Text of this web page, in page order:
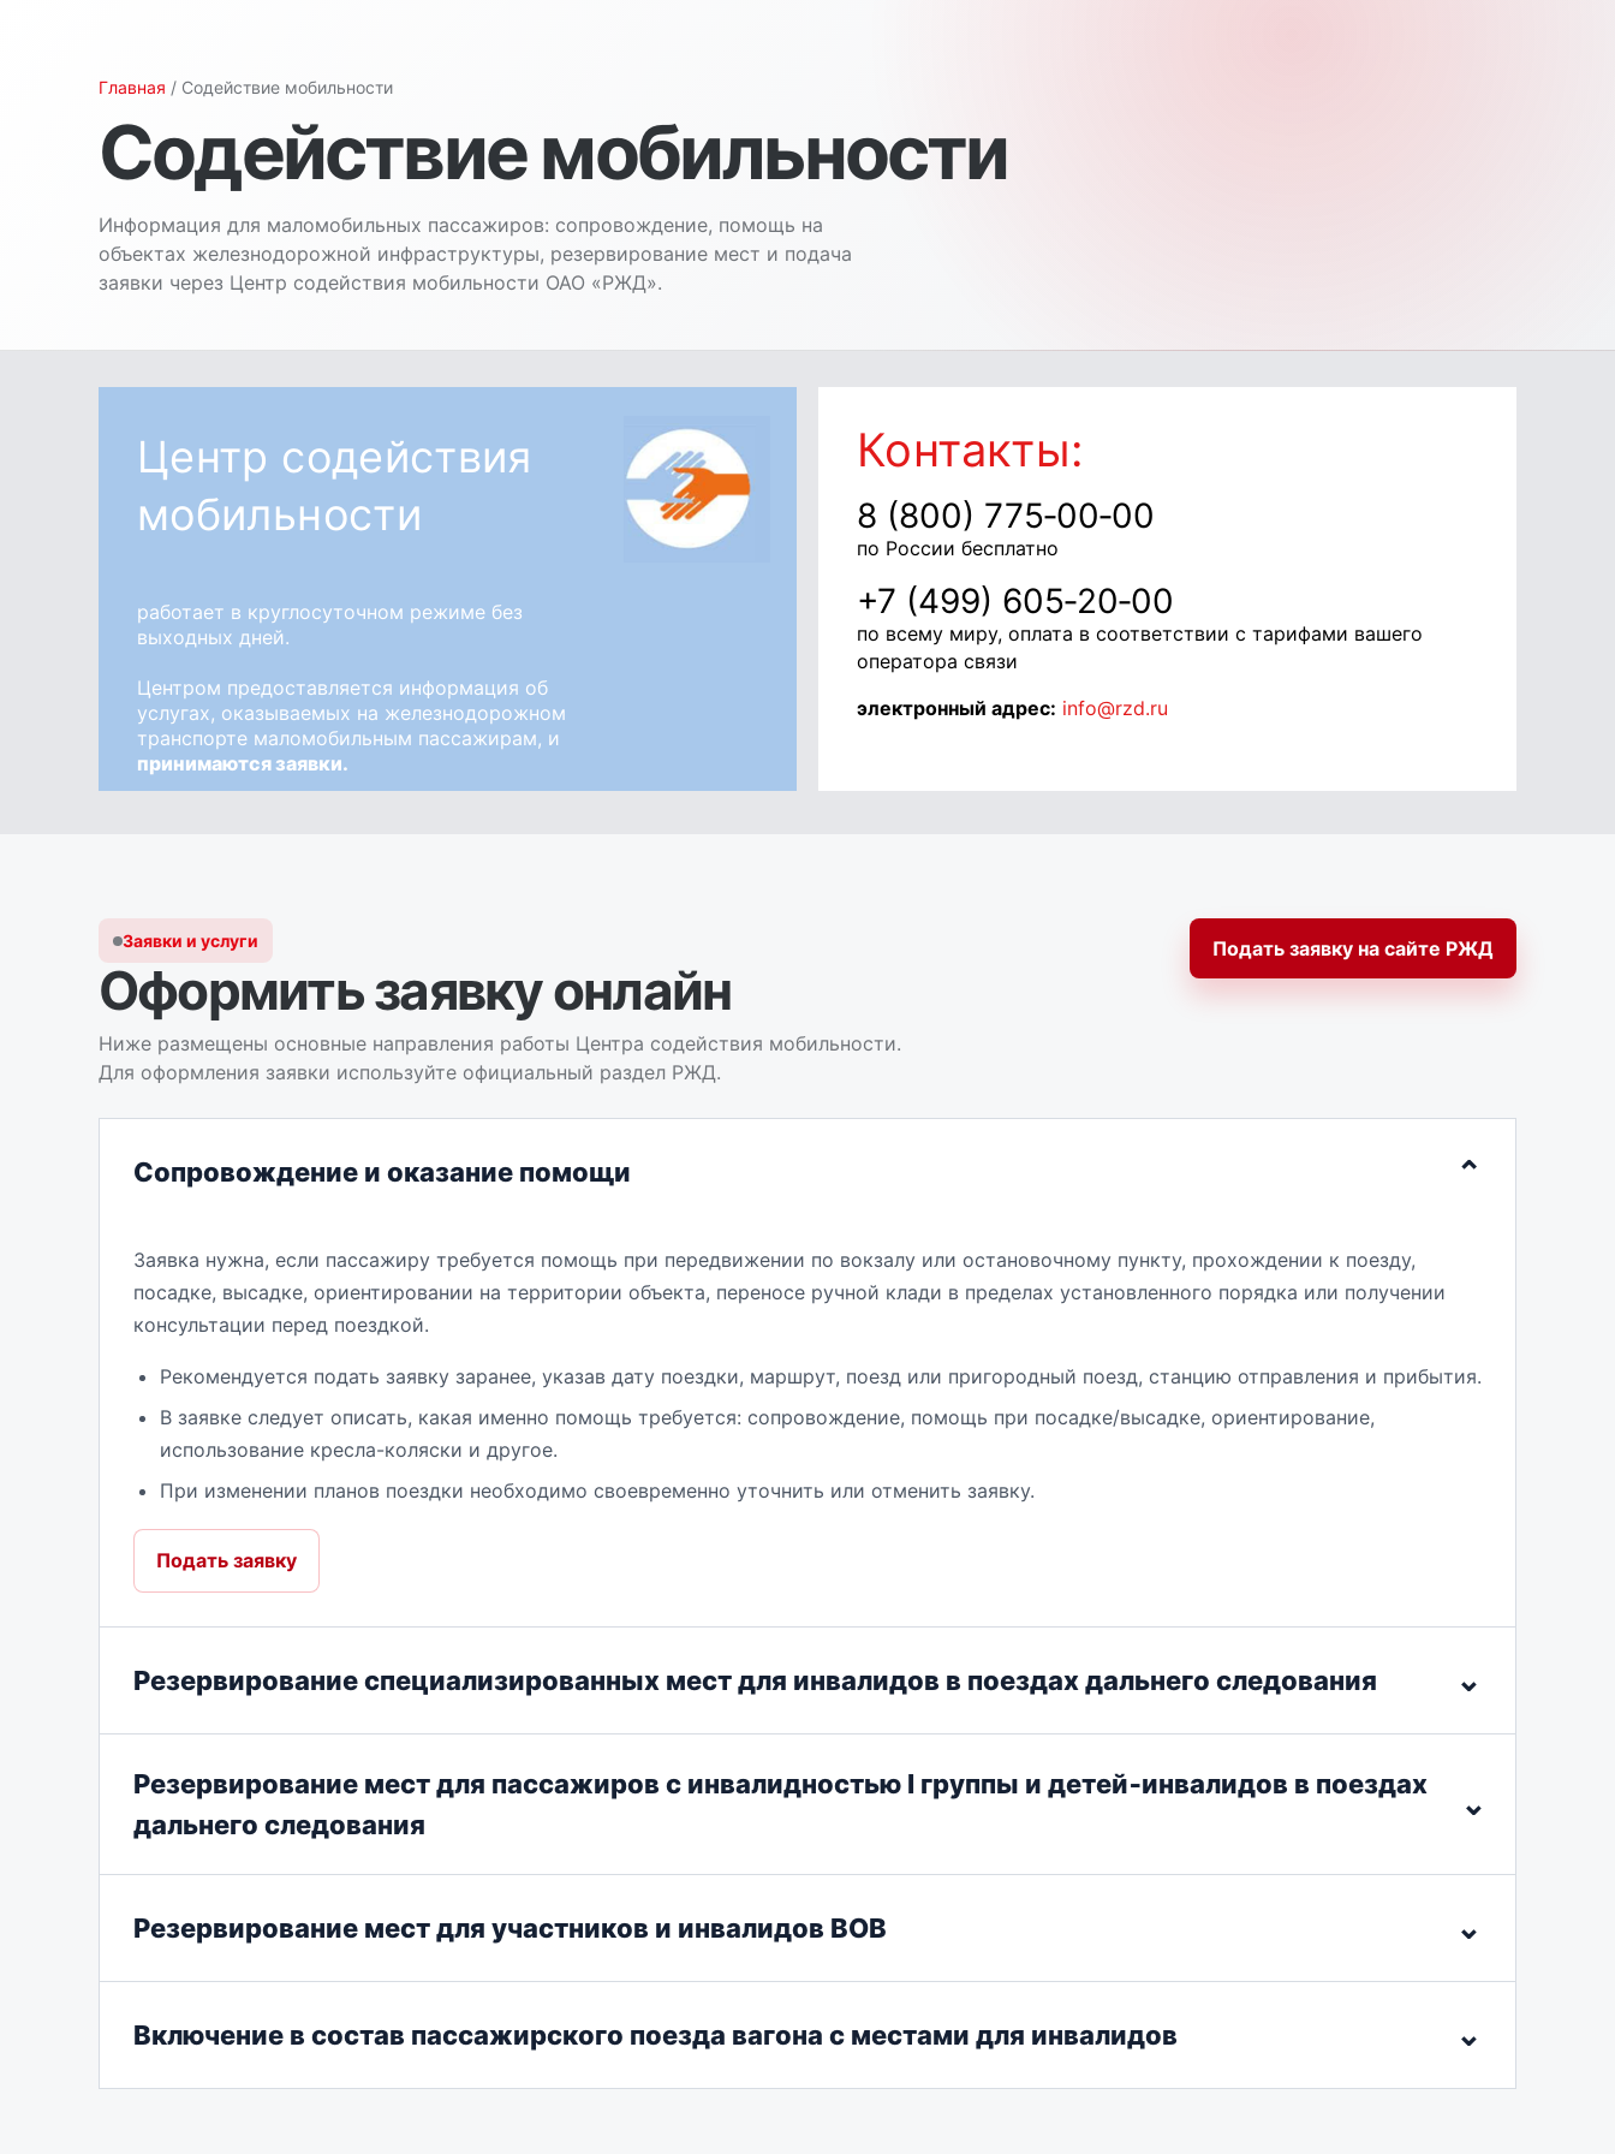
Главная / Содействие мобильности
Содействие мобильности
Информация для маломобильных пассажиров: сопровождение, помощь на
объектах железнодорожной инфраструктуры, резервирование мест и подача
заявки через Центр содействия мобильности ОАО «РЖД».
Центр содействия
мобильности
работает в круглосуточном режиме без
выходных дней.
Центром предоставляется информация об
услугах, оказываемых на железнодорожном
транспорте маломобильным пассажирам, и
принимаются заявки.
Контакты:
8 (800) 775‑00‑00
по России бесплатно
+7 (499) 605‑20‑00
по всему миру, оплата в соответствии с тарифами вашего
оператора связи
электронный адрес: info@rzd.ru
Заявки и услуги
Оформить заявку онлайн
Ниже размещены основные направления работы Центра содействия мобильности.
Для оформления заявки используйте официальный раздел РЖД.
Подать заявку на сайте РЖД
Сопровождение и оказание помощи
Заявка нужна, если пассажиру требуется помощь при передвижении по вокзалу или остановочному пункту, прохождении к поезду,
посадке, высадке, ориентировании на территории объекта, переносе ручной клади в пределах установленного порядка или получении
консультации перед поездкой.
Рекомендуется подать заявку заранее, указав дату поездки, маршрут, поезд или пригородный поезд, станцию отправления и прибытия.
В заявке следует описать, какая именно помощь требуется: сопровождение, помощь при посадке/высадке, ориентирование,
использование кресла-коляски и другое.
При изменении планов поездки необходимо своевременно уточнить или отменить заявку.
Подать заявку
Резервирование специализированных мест для инвалидов в поездах дальнего следования
Резервирование мест для пассажиров с инвалидностью I группы и детей‑инвалидов в поездах
дальнего следования
Резервирование мест для участников и инвалидов ВОВ
Включение в состав пассажирского поезда вагона с местами для инвалидов